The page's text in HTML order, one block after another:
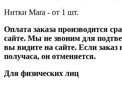
Нитки Mara - от 1 шт.
Оплата заказа производится
сайте. Мы не звоним для
вы видите на сайте. Если заказ
получаса, он отменяется.
Для физических лиц